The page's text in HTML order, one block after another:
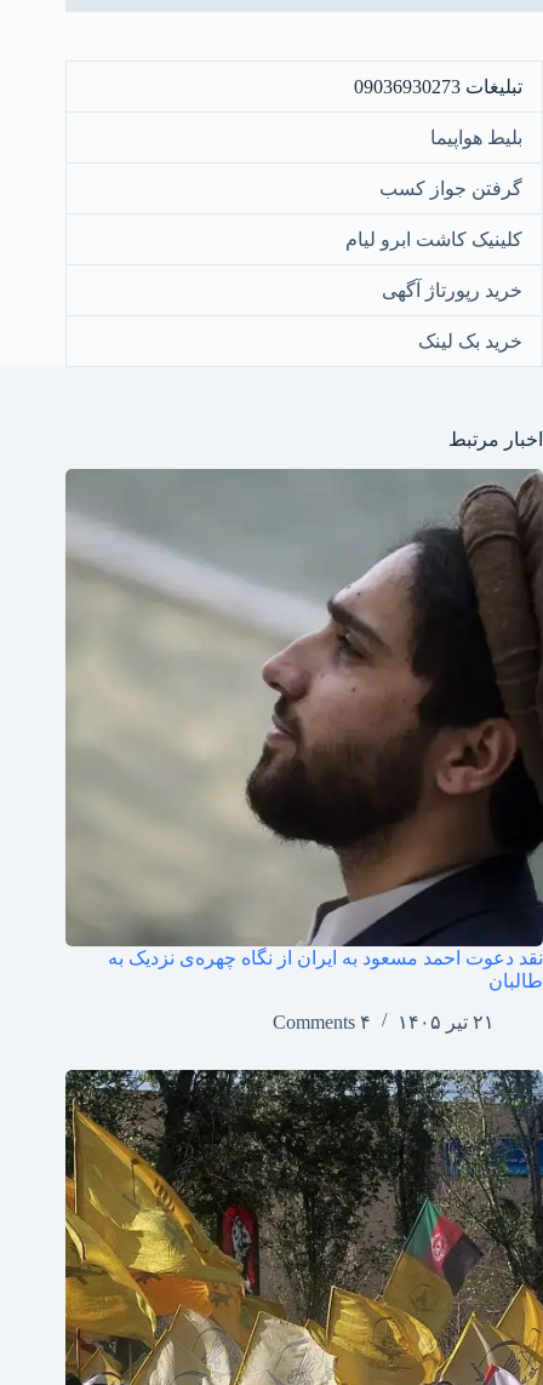
تبلیغات 09036930273
بلیط هواپیما
گرفتن جواز کسب
کلینیک کاشت ابرو لیام
خرید رپورتاژ آگهی
خرید بک لینک
اخبار مرتبط
نقد دعوت احمد مسعود به ایران از نگاه چهره‌ی نزدیک به
طالبان
۲۱ تیر ۱۴۰۵
۴ Comments